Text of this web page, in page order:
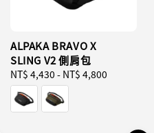
ALPAKA BRAVO X
SLING V2 側肩包
Regular
price
NT$ 4,430 - NT$ 4,800